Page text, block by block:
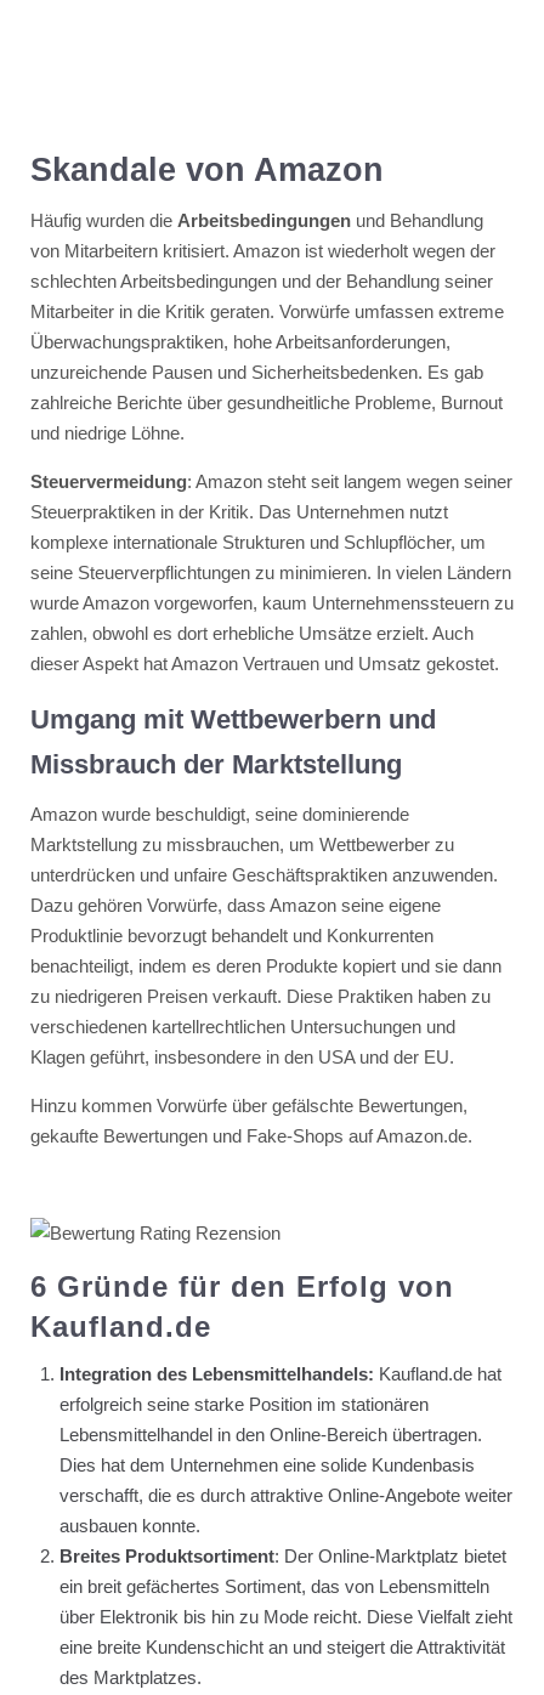
Skandale von Amazon
Häufig wurden die Arbeitsbedingungenund Behandlung
von Mitarbeitern kritisiert. Amazon ist wiederholt wegen der
schlechten Arbeitsbedingungen und der Behandlung seiner
Mitarbeiter in die Kritik geraten. Vorwürfe umfassen extreme
Überwachungspraktiken, hohe Arbeitsanforderungen,
unzureichende Pausen und Sicherheitsbedenken. Es gab
zahlreiche Berichte über gesundheitliche Probleme, Burnout
und niedrige Löhne.
Steuervermeidung: Amazon steht seit langem wegen seiner
Steuerpraktiken in der Kritik. Das Unternehmen nutzt
komplexe internationale Strukturen und Schlupflöcher, um
seine Steuerverpflichtungen zu minimieren. In vielen Ländern
wurde Amazon vorgeworfen, kaum Unternehmenssteuern zu
zahlen, obwohl es dort erhebliche Umsätze erzielt. Auch
dieser Aspekt hat Amazon Vertrauen und Umsatz gekostet.
Umgang mit Wettbewerbern und
Missbrauch der Marktstellung
Amazon wurde beschuldigt, seine dominierende
Marktstellung zu missbrauchen, um Wettbewerber zu
unterdrücken und unfaire Geschäftspraktiken anzuwenden.
Dazu gehören Vorwürfe, dass Amazon seine eigene
Produktlinie bevorzugt behandelt und Konkurrenten
benachteiligt, indem es deren Produkte kopiert und sie dann
zu niedrigeren Preisen verkauft. Diese Praktiken haben zu
verschiedenen kartellrechtlichen Untersuchungen und
Klagen geführt, insbesondere in den USA und der EU.
Hinzu kommen Vorwürfe über gefälschte Bewertungen,
gekaufte Bewertungen und Fake-Shops auf Amazon.de.
6 Gründe für den Erfolg von
Kaufland.de
Integration des Lebensmittelhandels: Kaufland.de hat
erfolgreich seine starke Position im stationären
Lebensmittelhandel in den Online-Bereich übertragen.
Dies hat dem Unternehmen eine solide Kundenbasis
verschafft, die es durch attraktive Online-Angebote weiter
ausbauen konnte.
Breites Produktsortiment: Der Online-Marktplatz bietet
ein breit gefächertes Sortiment, das von Lebensmitteln
über Elektronik bis hin zu Mode reicht. Diese Vielfalt zieht
eine breite Kundenschicht an und steigert die Attraktivität
des Marktplatzes.